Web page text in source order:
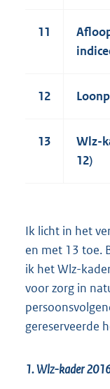
11
12
13
Wlz-
12)
Ik licht in het
en met 13 toe.
ik het Wlz-
voor zorg in
gereserveerde
1. Wlz-kader